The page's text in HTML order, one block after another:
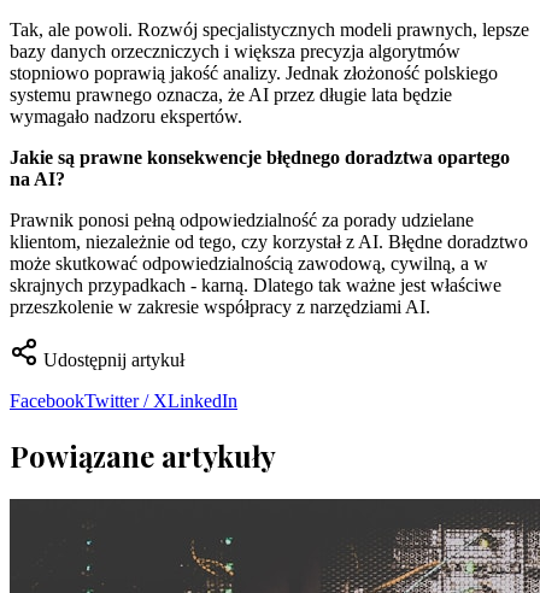
Tak, ale powoli. Rozwój specjalistycznych modeli prawnych, lepsze
bazy danych orzeczniczych i większa precyzja algorytmów
stopniowo poprawią jakość analizy. Jednak złożoność polskiego
systemu prawnego oznacza, że AI przez długie lata będzie
wymagało nadzoru ekspertów.
Jakie są prawne konsekwencje błędnego doradztwa opartego
na AI?
Prawnik ponosi pełną odpowiedzialność za porady udzielane
klientom, niezależnie od tego, czy korzystał z AI. Błędne doradztwo
może skutkować odpowiedzialnością zawodową, cywilną, a w
skrajnych przypadkach - karną. Dlatego tak ważne jest właściwe
przeszkolenie w zakresie współpracy z narzędziami AI.
Udostępnij artykuł
FacebookTwitter / XLinkedIn
Powiązane artykuły